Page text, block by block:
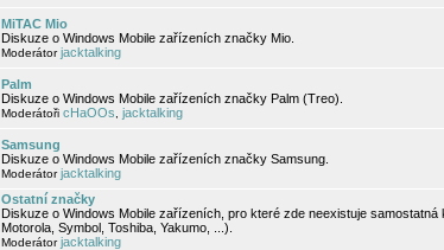
MiTAC Mio
Diskuze o Windows Mobile zařízeních značky Mio.
Moderátorjacktalking
Palm
Diskuze o Windows Mobile zařízeních značky Palm (Treo).
Moderátoři cHaOOs jacktalking
Samsung
Diskuze o Windows Mobile zařízeních značky Samsung.
Moderátorjacktalking
Ostatní značky
Diskuze o Windows Mobile zařízeních, pro které zde neexistuje samostatná
Motorola, Symbol, Toshiba, Yakumo, ...).
Moderátorjacktalking